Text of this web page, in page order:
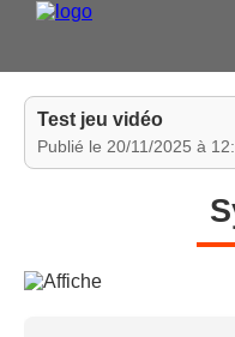
Test jeu vidéo
Publié le 20/11/2025 à